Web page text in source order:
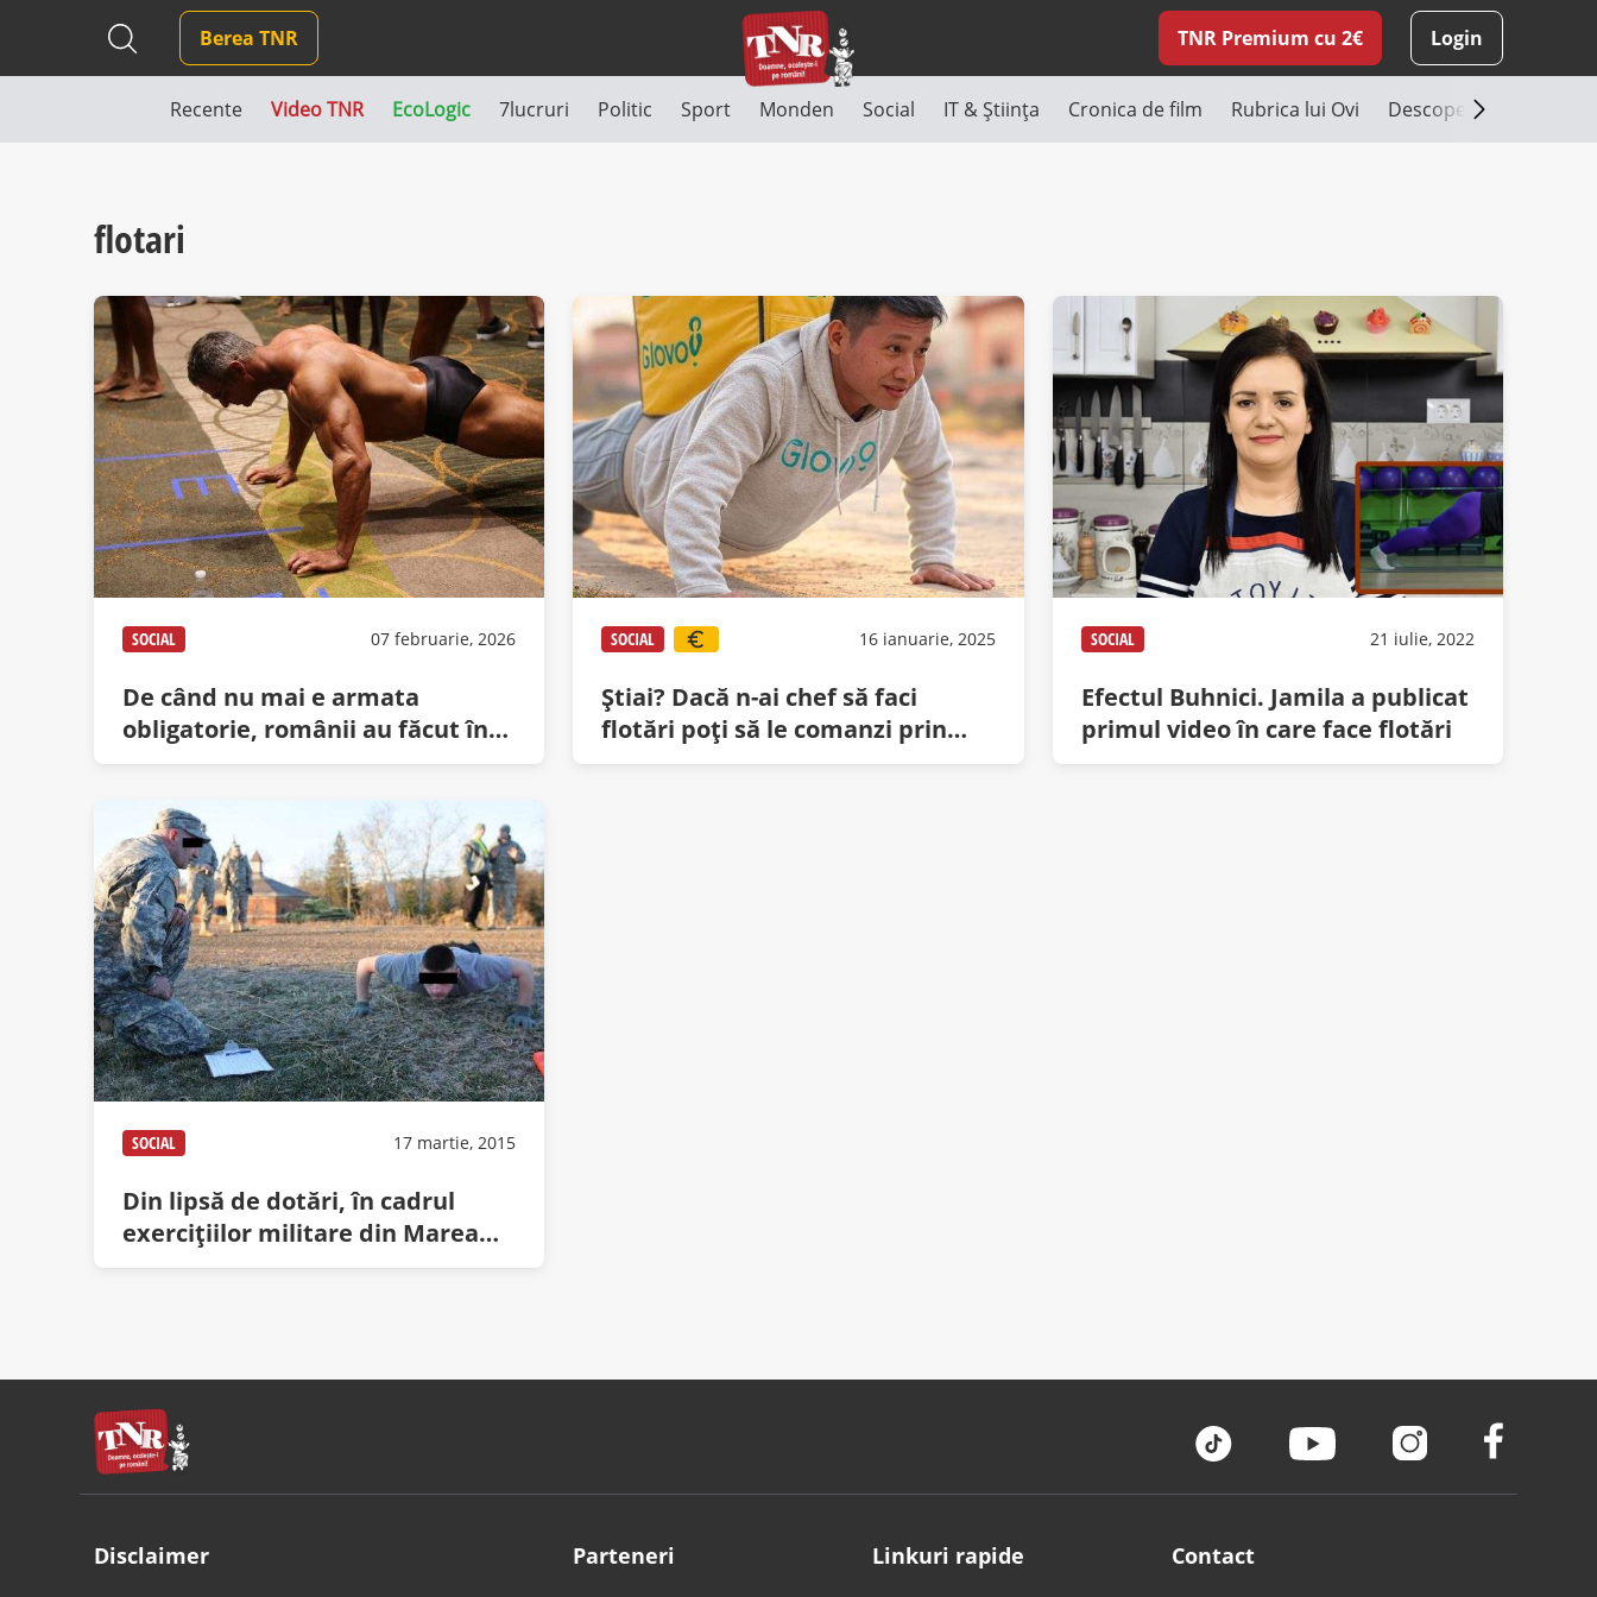
Berea TNR TNR Premium cu 2€ Login
Recente Video TNR EcoLogic 7lucruri Politic Sport Monden Social IT & Știința Cronica de film Rubrica lui Ovi Descoperă România
flotari
SOCIAL 07 februarie, 2026
De când nu mai e armata
obligatorie, românii au făcut în
total 70 de flotări
SOCIAL 16 ianuarie, 2025
Știai? Dacă n-ai chef să faci
flotări poți să le comanzi prin
Glovo
SOCIAL 21 iulie, 2022
Efectul Buhnici. Jamila a publicat
primul video în care face flotări
SOCIAL 17 martie, 2015
Din lipsă de dotări, în cadrul
exercițiilor militare din Marea
Neagră românii au făcut doar
Disclaimer Parteneri Linkuri rapide Contact